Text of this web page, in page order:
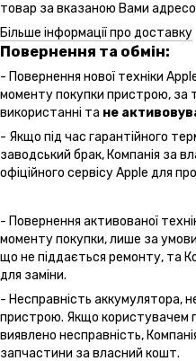
товар за вказаною Вами
Більше інформації про доставку
Повернення та обмін:
- Повернення нової техніки
моменту покупки пристрою, за
використанні та не
- Якщо під час гарантійного
заводський брак, Компанія за
офіційного сервісу Apple для
- Повернення активованої
моменту покупки, лише за
що не піддається ремонту, та
для заміни.
- Несправність аккумулятора,
пристрою. Якщо користувачем
виявлено несправність,
запчастини за власний кошт.